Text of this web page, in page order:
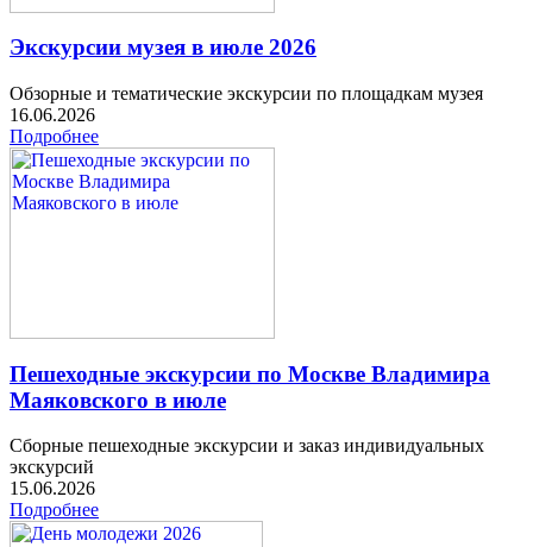
Экскурсии музея в июле 2026
Обзорные и тематические экскурсии по площадкам музея
16.06.2026
Подробнее
Пешеходные экскурсии по Москве Владимира
Маяковского в июле
Сборные пешеходные экскурсии и заказ индивидуальных
экскурсий
15.06.2026
Подробнее